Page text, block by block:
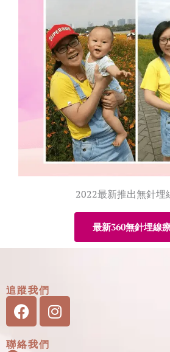
2022最新推出無針埋
最新360無針埋線
追蹤我們
FacebookInstagram
聯絡我們